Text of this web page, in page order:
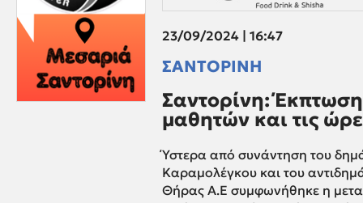
23/09/2024 | 16:47
ΣΑΝΤΟΡΙΝΗ
Σαντορίνη: Έκπτωση
μαθητών και τις
Ύστερα από συνάντηση του
Καραμολέγκου και του
Θήρας Α.Ε συμφωνήθηκε η